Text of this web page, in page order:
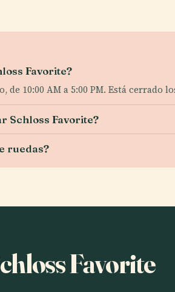
Favorite?
10:00 AM a 5:00 PM. Está cerrado
Schloss Favorite?
ruedas?
Favorite